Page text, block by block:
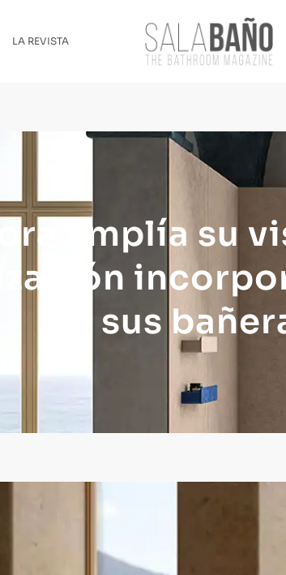
LA REVISTA
amplía su
sus